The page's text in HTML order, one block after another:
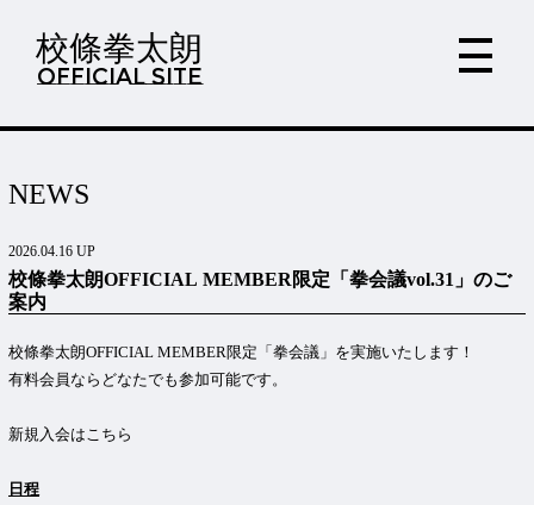
校條拳太朗
OFFICIAL SITE
NEWS
2026.04.16 UP
校條拳太朗OFFICIAL MEMBER限定「拳会議vol.31」のご
案内
校條拳太朗OFFICIAL MEMBER限定「拳会議」を実施いたします！
有料会員ならどなたでも参加可能です。
新規入会は こちら
日程